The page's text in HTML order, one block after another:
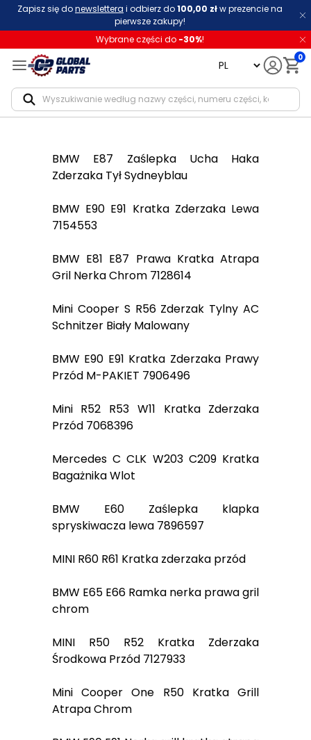
Zapisz się donewslettera i odbierz do100,00 złw prezencie na
pierwsze zakupy!
Wybrane części do -30%!
language 0
BMW E87 Zaślepka Ucha Haka
Zderzaka Tył Sydneyblau
BMW E90 E91 Kratka Zderzaka Lewa
7154553
BMW E81 E87 Prawa Kratka Atrapa
Gril Nerka Chrom 7128614
Mini Cooper S R56 Zderzak Tylny AC
Schnitzer Biały Malowany
BMW E90 E91 Kratka Zderzaka Prawy
Przód M-PAKIET 7906496
Mini R52 R53 W11 Kratka Zderzaka
Przód 7068396
Mercedes C CLK W203 C209 Kratka
Bagażnika Wlot
BMW E60 Zaślepka klapka
spryskiwacza lewa 7896597
MINI R60 R61 Kratka zderzaka przód
BMW E65 E66 Ramka nerka prawa gril
chrom
MINI R50 R52 Kratka Zderzaka
Środkowa Przód 7127933
Mini Cooper One R50 Kratka Grill
Atrapa Chrom